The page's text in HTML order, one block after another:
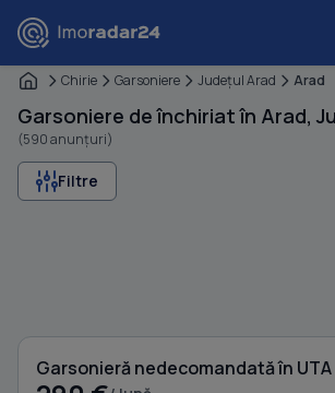
Chirie Garsoniere Judeţul Arad Arad
Garsoniere de închiriat în Arad,
(590 anunțuri)
Filtre
Garsonieră nedecomandată în UTA